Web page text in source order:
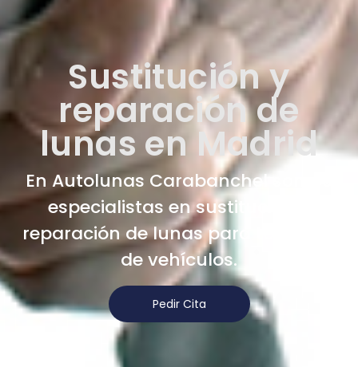
Sustitución y
reparación de
lunas en Madrid
En Autolunas Carabanchel somos
especialistas en sustitución y
reparación de lunas para todo tipo
de vehículos.
Pedir Cita